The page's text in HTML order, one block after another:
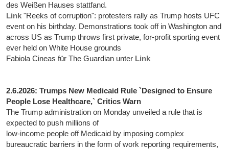
des Weißen Hauses stattfand.
Link "Reeks of corruption": protesters rally as Trump hosts UFC
event on his birthday. Demonstrations took off in Washington and
across US as Trump throws first private, for-profit sporting event
ever held on White House grounds
Fabiola Cineas für The Guardian unter Link
2.6.2026: Trumps New Medicaid Rule `Designed to Ensure
People Lose Healthcare,` Critics Warn
The Trump administration on Monday unveiled a rule that is
expected to push millions of
low-income people off Medicaid by imposing complex
bureaucratic barriers in the form of work reporting requirements,